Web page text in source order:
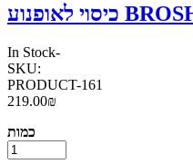
In Stock-
SKU:
PRODUCT-161
219.00₪
כמות